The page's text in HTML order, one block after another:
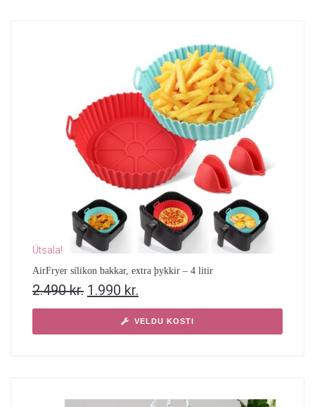
Útsala!
AirFryer sílikon bakkar, extra þykkir – 4 litir
2.490kr. 1.990 kr.
VELDU KOSTI